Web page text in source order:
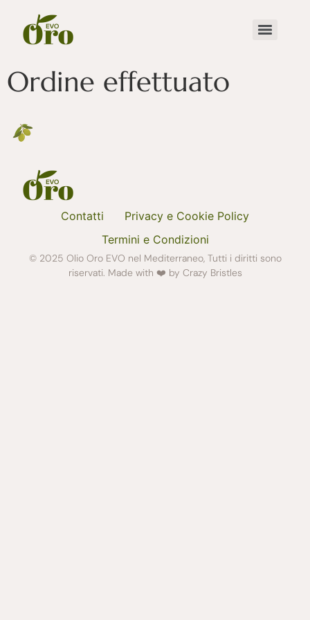
Ordine effettuato
Contatti
Privacy e Cookie Policy
Termini e Condizioni
© 2025 Olio Oro EVO nel Mediterraneo, Tutti i diritti sono
riservati. Made with ❤️ by Crazy Bristles